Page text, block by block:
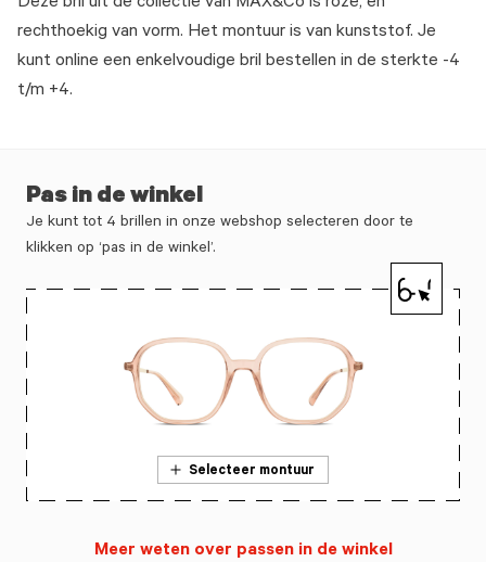
rechthoekig van vorm. Het montuur is van kunststof. Je
kunt online een enkelvoudige bril bestellen in de sterkte -4
t/m +4.
Pas in de winkel
Je kunt tot 4 brillen in onze webshop selecteren door te
klikken op ‘pas in de winkel’.
Selecteer montuur
Meer weten over passen in de winkel